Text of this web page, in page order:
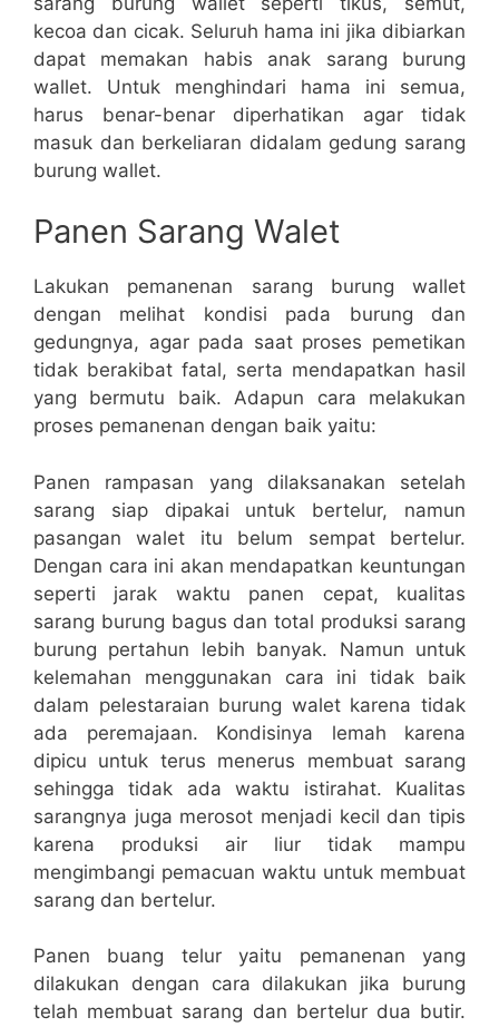
kecoa dan cicak. Seluruh hama ini jika dibiarkan
dapat memakan habis anak sarang burung
wallet. Untuk menghindari hama ini semua,
harus benar-benar diperhatikan agar tidak
masuk dan berkeliaran didalam gedung sarang
burung wallet.
Panen Sarang Walet
Lakukan pemanenan sarang burung wallet
dengan melihat kondisi pada burung dan
gedungnya, agar pada saat proses pemetikan
tidak berakibat fatal, serta mendapatkan hasil
yang bermutu baik. Adapun cara melakukan
proses pemanenan dengan baik yaitu:
Panen rampasan yang dilaksanakan setelah
sarang siap dipakai untuk bertelur, namun
pasangan walet itu belum sempat bertelur.
Dengan cara ini akan mendapatkan keuntungan
seperti jarak waktu panen cepat, kualitas
sarang burung bagus dan total produksi sarang
burung pertahun lebih banyak. Namun untuk
kelemahan menggunakan cara ini tidak baik
dalam pelestaraian burung walet karena tidak
ada peremajaan. Kondisinya lemah karena
dipicu untuk terus menerus membuat sarang
sehingga tidak ada waktu istirahat. Kualitas
sarangnya juga merosot menjadi kecil dan tipis
karena produksi air liur tidak mampu
mengimbangi pemacuan waktu untuk membuat
sarang dan bertelur.
Panen buang telur yaitu pemanenan yang
dilakukan dengan cara dilakukan jika burung
telah membuat sarang dan bertelur dua butir.